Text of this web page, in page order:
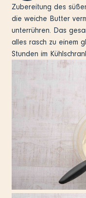
Zubereitung des
die weiche Butter
unterrühren. Das
alles rasch zu einem
Stunden im